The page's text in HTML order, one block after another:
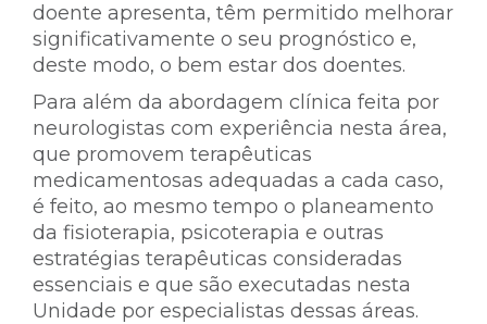
doente apresenta, têm permitido melhorar
significativamente o seu prognóstico e,
deste modo, o bem estar dos doentes.
Para além da abordagem clínica feita por
neurologistas com experiência nesta área,
que promovem terapêuticas
medicamentosas adequadas a cada caso,
é feito, ao mesmo tempo o planeamento
da fisioterapia, psicoterapia e outras
estratégias terapêuticas consideradas
essenciais e que são executadas nesta
Unidade por especialistas dessas áreas.